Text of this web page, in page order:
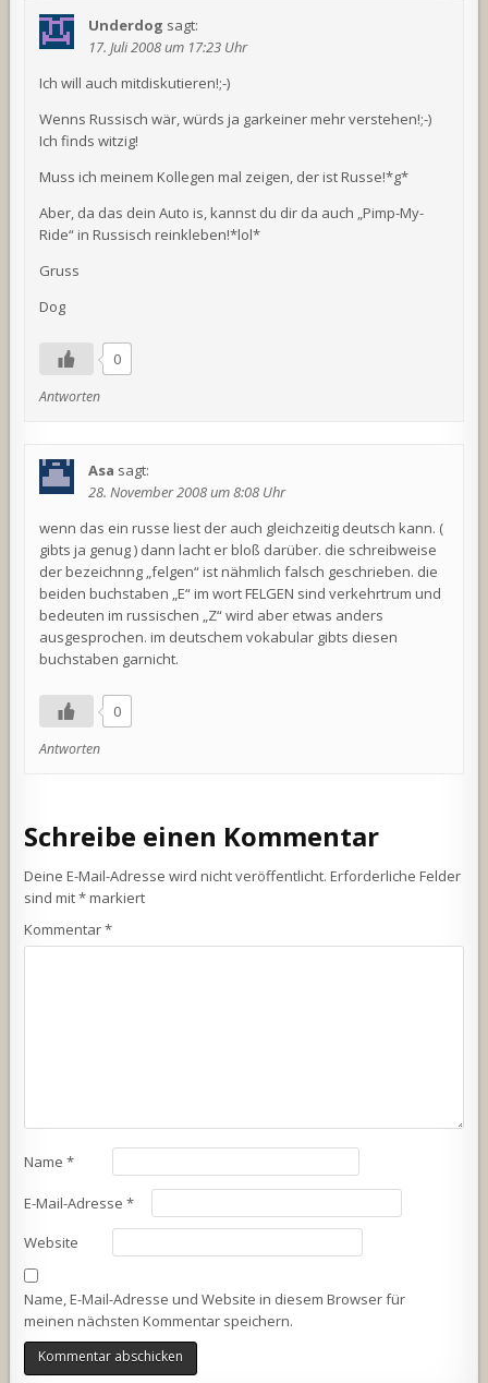
Underdog sagt:
17. Juli 2008 um 17:23 Uhr
Ich will auch mitdiskutieren!;-)
Wenns Russisch wär, würds ja garkeiner mehr verstehen!;-)
Ich finds witzig!
Muss ich meinem Kollegen mal zeigen, der ist Russe!*g*
Aber, da das dein Auto is, kannst du dir da auch „Pimp-My-
Ride“ in Russisch reinkleben!*lol*
Gruss
Dog
0
Antworten
Asa sagt:
28. November 2008 um 8:08 Uhr
wenn das ein russe liest der auch gleichzeitig deutsch kann. (
gibts ja genug ) dann lacht er bloß darüber. die schreibweise
der bezeichnng „felgen“ ist nähmlich falsch geschrieben. die
beiden buchstaben „E“ im wort FELGEN sind verkehrtrum und
bedeuten im russischen „Z“ wird aber etwas anders
ausgesprochen. im deutschem vokabular gibts diesen
buchstaben garnicht.
0
Antworten
Schreibe einen Kommentar
Deine E-Mail-Adresse wird nicht veröffentlicht. Erforderliche Felder
sind mit*markiert
Kommentar*
Name*
E-Mail-Adresse*
Website
Name, E-Mail-Adresse und Website in diesem Browser für
meinen nächsten Kommentar speichern.